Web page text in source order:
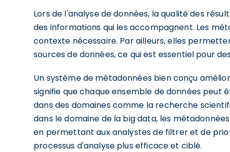
Lors de l'analyse de données, la qualité des
des informations qui les accompagnent. Les
contexte nécessaire. Par ailleurs, elles
sources de données, ce qui est essentiel pour
Un système de métadonnées bien conçu
signifie que chaque ensemble de données peut
dans des domaines comme la recherche
dans le domaine de la big data, les
en permettant aux analystes de filtrer et de
processus d'analyse plus efficace et ciblé.